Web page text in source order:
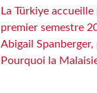
La Türkiye
premier semestre
Abigail
Pourquoi la